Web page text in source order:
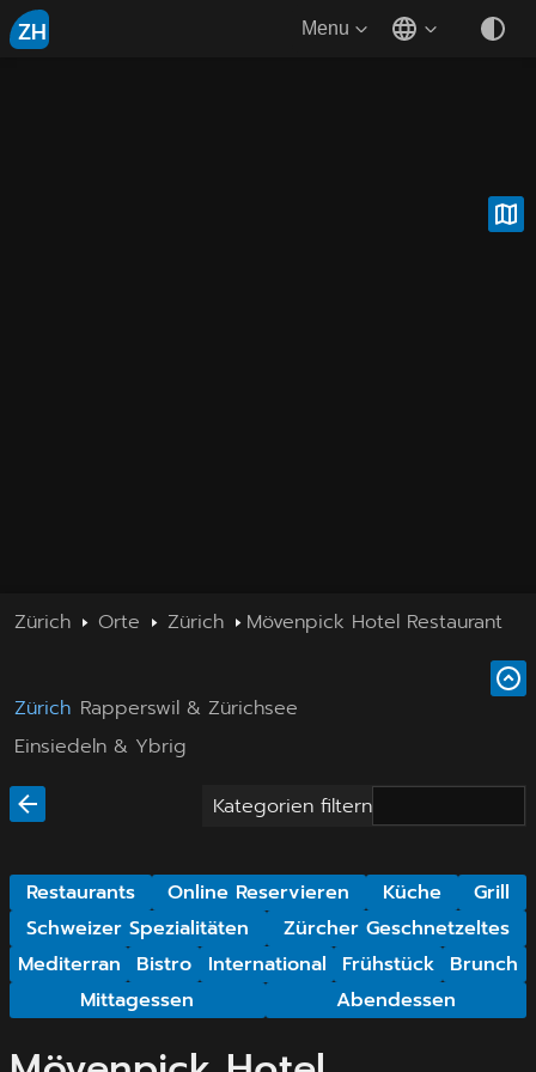
ZH Menu
Zürich Orte Zürich Mövenpick Hotel Restaurant
Zürich Rapperswil & Zürichsee
Einsiedeln & Ybrig
Kategorien filtern
Restaurants Online Reservieren Küche
Grill
Schweizer Spezialitäten
Zürcher Geschnetzeltes
Mediterran
Bistro International Frühstück Brunch
Mittagessen
Abendessen